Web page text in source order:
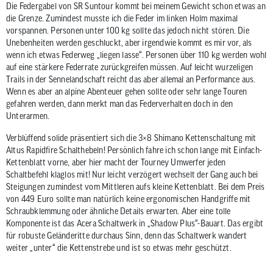
Die Federgabel von SR Suntour kommt bei meinem Gewicht schon etwas an
die Grenze. Zumindest musste ich die Feder im linken Holm maximal
vorspannen. Personen unter 100 kg sollte das jedoch nicht stören. Die
Unebenheiten werden geschluckt, aber irgendwie kommt es mir vor, als
wenn ich etwas Federweg „liegen lasse“. Personen über 110 kg werden wohl
auf eine stärkere Federrate zurückgreifen müssen. Auf leicht wurzeligen
Trails in der Sennelandschaft reicht das aber allemal an Performance aus.
Wenn es aber an alpine Abenteuer gehen sollte oder sehr lange Touren
gefahren werden, dann merkt man das Federverhalten doch in den
Unterarmen.
Verblüffend solide präsentiert sich die 3×8 Shimano Kettenschaltung mit
Altus Rapidfire Schalthebeln! Persönlich fahre ich schon lange mit Einfach-
Kettenblatt vorne, aber hier macht der Tourney Umwerfer jeden
Schaltbefehl klaglos mit! Nur leicht verzögert wechselt der Gang auch bei
Steigungen zumindest vom Mittleren aufs kleine Kettenblatt. Bei dem Preis
von 449 Euro sollte man natürlich keine ergonomischen Handgriffe mit
Schraubklemmung oder ähnliche Details erwarten. Aber eine tolle
Komponente ist das Acera Schaltwerk in „Shadow Plus“-Bauart. Das ergibt
für robuste Geländeritte durchaus Sinn, denn das Schaltwerk wandert
weiter „unter“ die Kettenstrebe und ist so etwas mehr geschützt.